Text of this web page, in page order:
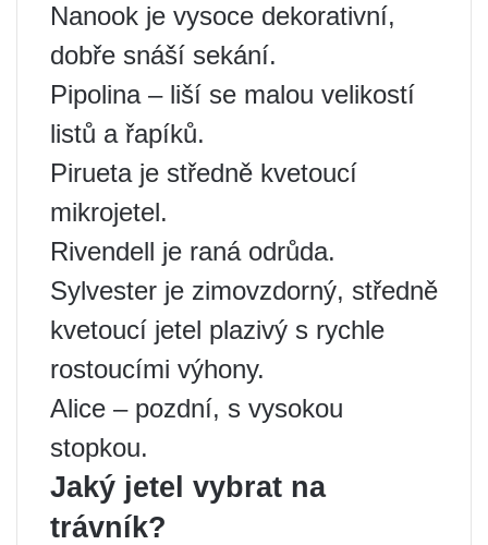
Nanook je vysoce dekorativní,
dobře snáší sekání.
Pipolina – liší se malou velikostí
listů a řapíků.
Pirueta je středně kvetoucí
mikrojetel.
Rivendell je raná odrůda.
Sylvester je zimovzdorný, středně
kvetoucí jetel plazivý s rychle
rostoucími výhony.
Alice – pozdní, s vysokou
stopkou.
Jaký jetel vybrat na
trávník?